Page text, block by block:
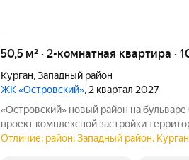
50,5 м² · 2-комнатная квартира ·
Курган,Западный район
ЖК «Островский», 2 квартал 2027
«Островский» новый район на бульваре Солнечном Масштабный
проект комплексной застройки
развивающемся районе Кургана,
Отличие: район: Западный район,